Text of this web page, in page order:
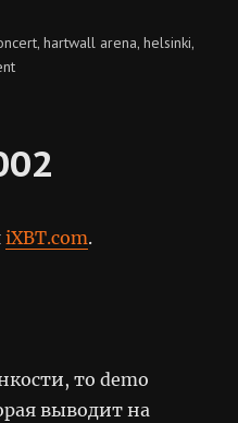
,hartwall arena,helsinki,
on
hartwall
iXBT.com.
то demo
выводит на